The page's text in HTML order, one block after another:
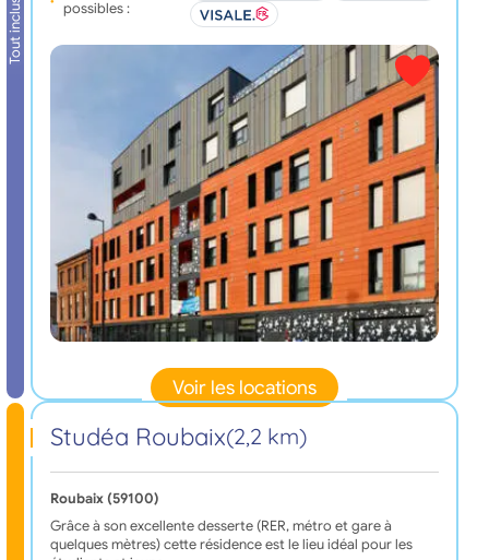
Tout inclus
possibles :
Voir les locations
Studéa Roubaix(2,2 km)
Roubaix (59100)
Grâce à son excellente desserte (RER, métro et gare à
quelques mètres) cette résidence est le lieu idéal pour les